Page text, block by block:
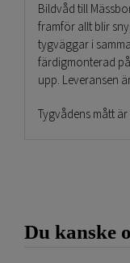
Bildvåd till
framför allt blir
tygväggar i
färdigmonterad
upp. Leveransen
Tygvådens mått
Du kanske